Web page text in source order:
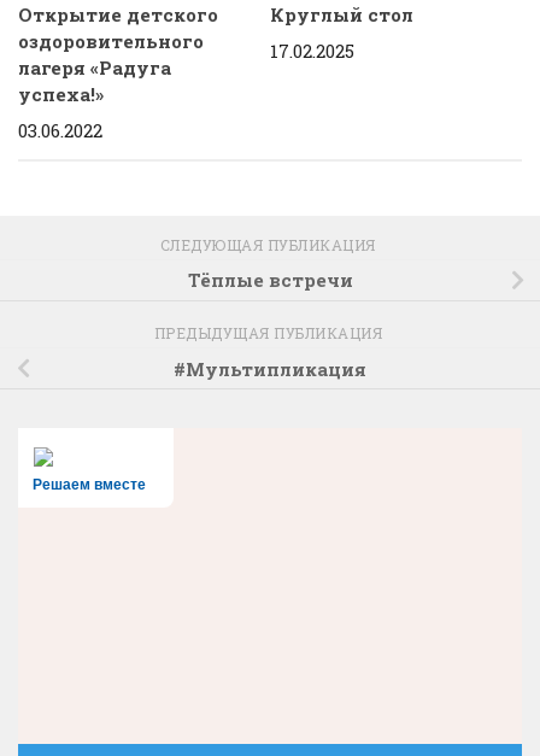
Открытие детского
оздоровительного
лагеря «Радуга
успеха!»
03.06.2022
Круглый стол
17.02.2025
СЛЕДУЮЩАЯ ПУБЛИКАЦИЯ
Тёплые встречи
ПРЕДЫДУЩАЯ ПУБЛИКАЦИЯ
#Мультипликация
Решаем вместе